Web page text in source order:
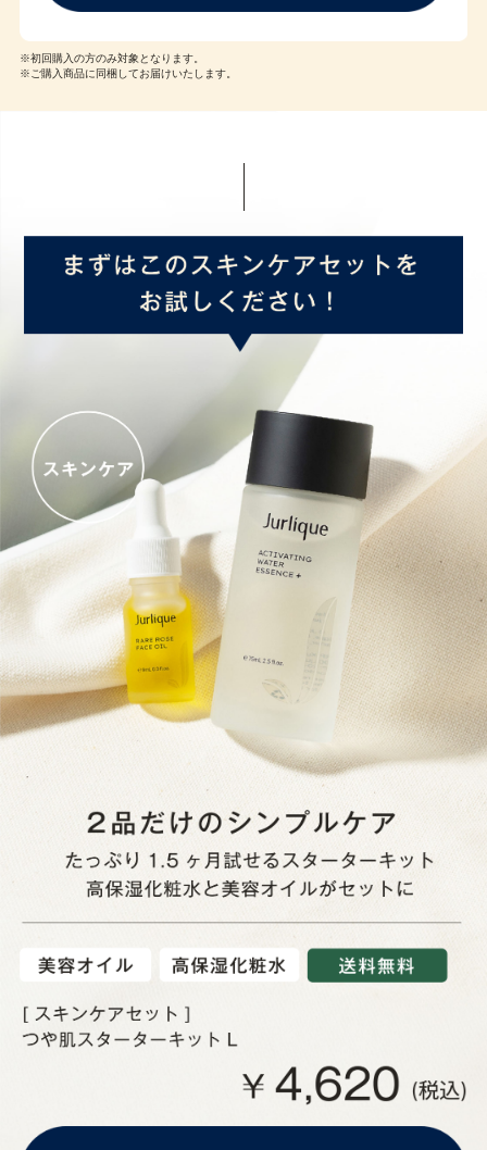
※初回購入の方のみ対象となります。
※ご購入商品に同梱してお届けいたします。